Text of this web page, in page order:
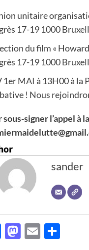
unitaire
17-19 1000
du film «
17-19 1000
1er MAI à 13H00 à la
! Nous
sous-signer l’appel
sander
Facebook
Mastodon
Email